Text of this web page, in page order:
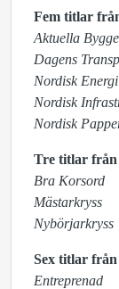
Fem titlar
Aktuella
Dagens
Nordisk Energi
Nordisk
Nordisk
Tre titlar från
Bra Korsord
Mästarkryss
Nybörjarkryss
Sex titlar från
Entreprenad